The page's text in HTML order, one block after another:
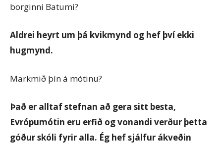
borginni Batumi?
Aldrei heyrt um þá kvikmynd og hef því ekki
hugmynd.
Markmið þín á mótinu?
Það er alltaf stefnan að gera sitt besta,
Evrópumótin eru erfið og vonandi verður þetta
góður skóli fyrir alla. Ég hef sjálfur ákveðin